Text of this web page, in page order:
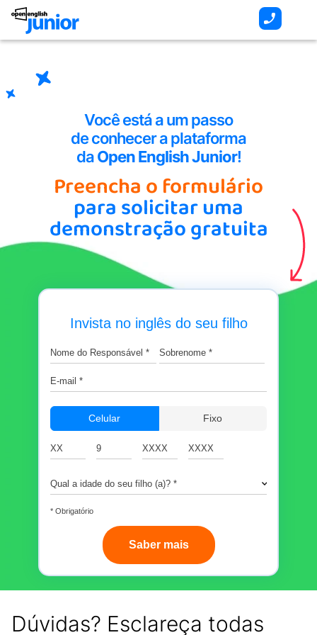
Skip
content
Você está a um passo
de conhecer a plataforma
daOpen English Junior!
Preencha o formulário
para solicitar uma
demonstração gratuita
Invista no inglês do seu filho
Celular Fixo
* Obrigatório
Saber mais
Dúvidas? Esclareça todas